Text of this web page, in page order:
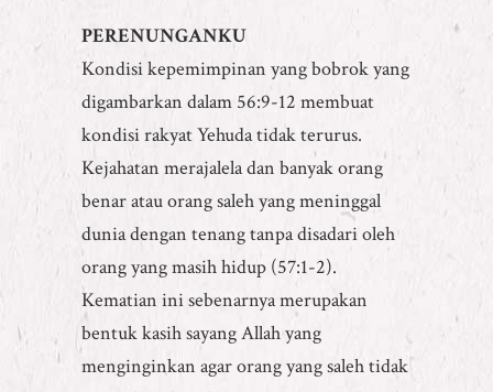
PERENUNGANKU
Kondisi kepemimpinan yang bobrok yang
digambarkan dalam 56:9-12 membuat
kondisi rakyat Yehuda tidak terurus.
Kejahatan merajalela dan banyak orang
benar atau orang saleh yang meninggal
dunia dengan tenang tanpa disadari oleh
orang yang masih hidup (57:1-2).
Kematian ini sebenarnya merupakan
bentuk kasih sayang Allah yang
menginginkan agar orang yang saleh tidak